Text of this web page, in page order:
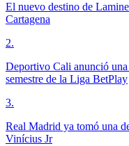
El nuevo destino de
Cartagena
2.
Deportivo Cali anunció
semestre de la Liga BetPlay
3.
Real Madrid ya tomó una
Vinícius Jr